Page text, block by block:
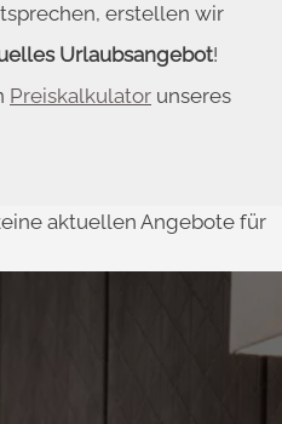
erstellen wir
Urlaubsangebot!
Preiskalkulator unseres
aktuellen Angebote für